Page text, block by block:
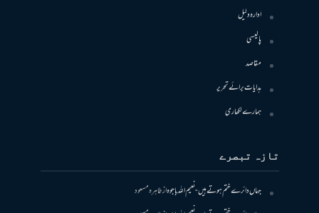
ادارہ دلیل
پالیسی
مقاصد
ہدایات برائے تحریر
ہمارے لکھاری
تازہ تبصرے
جہاں دائرے ختم ہوتے ہیں- نعیم اللہ باجوہازطاہرہ مسعود